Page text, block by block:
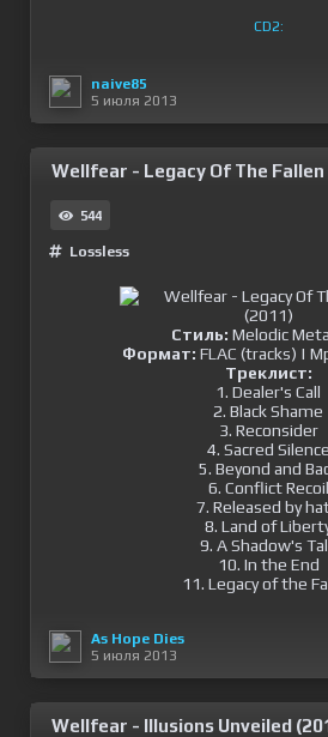
CD2:
naive85
5 июля 2013
Wellfear - Legacy Of The Fallen
544
Lossless
Стиль: Melodic
Формат: FLAC (tracks) |
Треклист:
1. Dealer's Call
2. Black Shame
3. Reconsider
4. Sacred Silence
5. Beyond and
6. Conflict Recoil
7. Released by
8. Land of
9. A Shadow's
10. In the End
11. Legacy of the
As Hope Dies
5 июля 2013
Wellfear - Illusions Unveiled